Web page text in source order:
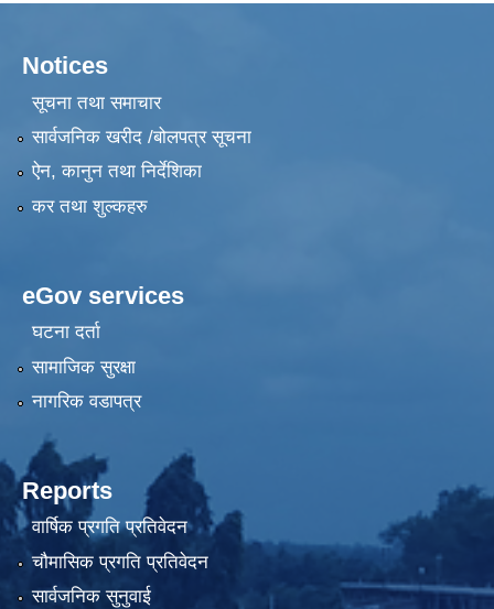
Notices
सूचना तथा समाचार
सार्वजनिक खरीद /बोलपत्र सूचना
ऐन, कानुन तथा निर्देशिका
कर तथा शुल्कहरु
eGov services
घटना दर्ता
सामाजिक सुरक्षा
नागरिक वडापत्र
Reports
वार्षिक प्रगति प्रतिवेदन
चौमासिक प्रगति प्रतिवेदन
सार्वजनिक सुनुवाई